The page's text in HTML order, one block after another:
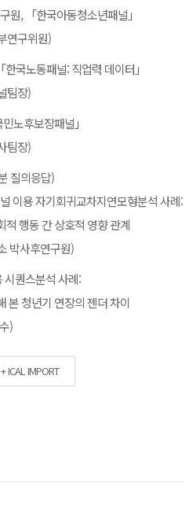
원, 「한국아동청소년패널」
연구위원)
국노동패널: 직업력 데이터」
팀장)
노후보장패널」
팀장)
질의응답)
이용 자기회귀교차지연모형분석 사례:
적 행동 간 상호적 영향 관계
박사후연구원)
시퀀스분석 사례:
본 청년기 연장의 젠더 차이
)
+ ICAL IMPORT